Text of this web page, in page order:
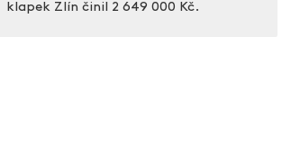
klapek Zlín činil 2 649 000 Kč.